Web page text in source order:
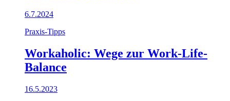
6.7.2024
Praxis-Tipps
Workaholic: Wege zur Work-Life-
Balance
16.5.2023